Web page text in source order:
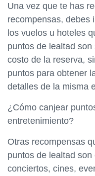
Una vez que te has
recompensas, debes
los vuelos u hoteles
puntos de lealtad son
costo de la reserva,
puntos para obtener
detalles de la misma
¿Cómo canjear
entretenimiento?
Otras recompensas
puntos de lealtad
conciertos, cines,